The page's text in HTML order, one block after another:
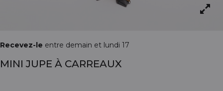
Recevez-le entre demain et lundi 17
MINI JUPE À CARREAUX